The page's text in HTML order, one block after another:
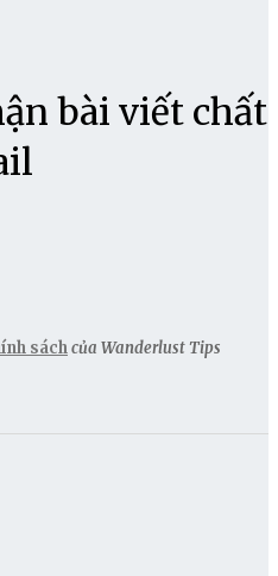
bài viết chất
sáchcủa Wanderlust Tips